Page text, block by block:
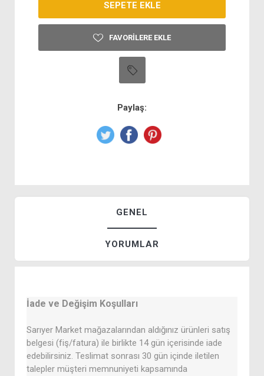
FAVORILERE EKLE
Paylaş:
GENEL
YORUMLAR
İade ve Değişim Koşulları
Sarıyer Market mağazalarından aldığınız ürünleri satış
belgesi (fiş/fatura) ile birlikte 14 gün içerisinde iade
edebilirsiniz. Teslimat sonrası 30 gün içinde iletilen
talepler müşteri memnuniyeti kapsamında